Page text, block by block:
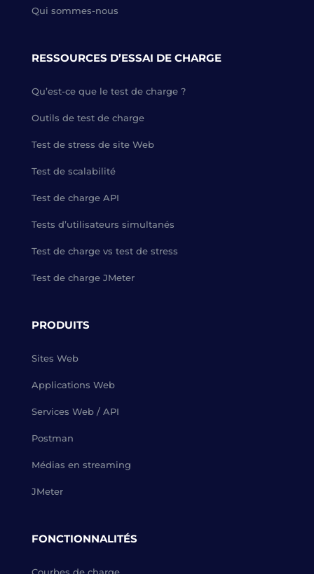
Qui sommes-nous
RESSOURCES D’ESSAI DE CHARGE
Qu’est-ce que le test de charge ?
Outils de test de charge
Test de stress de site Web
Test de scalabilité
Test de charge API
Tests d’utilisateurs simultanés
Test de charge vs test de stress
Test de charge JMeter
PRODUITS
Sites Web
Applications Web
Services Web / API
Postman
Médias en streaming
JMeter
FONCTIONNALITÉS